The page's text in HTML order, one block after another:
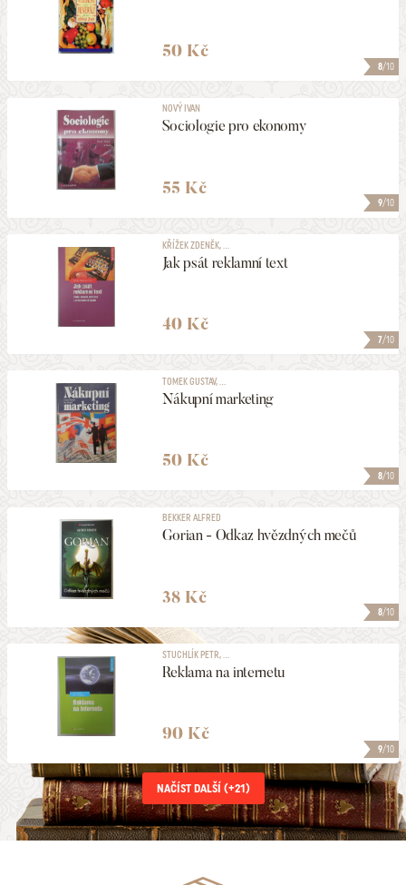
8/10
50 Kč
9/10
NOVÝ IVAN
Sociologie pro ekonomy
55 Kč
7/10
KŘÍŽEK ZDENĚK, ...
Jak psát reklamní text
40 Kč
8/10
TOMEK GUSTAV, ...
Nákupní marketing
50 Kč
8/10
BEKKER ALFRED
Gorian - Odkaz hvězdných mečů
38 Kč
9/10
STUCHLÍK PETR, ...
Reklama na internetu
90 Kč
NAČÍST DALŠÍ (+21)